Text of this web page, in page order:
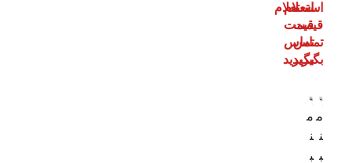
استعلام
قیمت
تماس
بگیرید
استعلام
قیمت
تماس
بگیرید
م
ن
ب
م
ن
ب